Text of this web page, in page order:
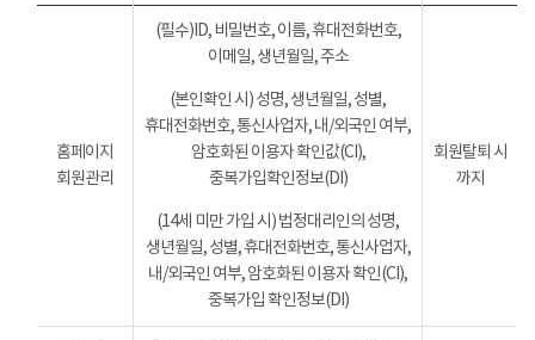
홈페이지
회원관리
(필수)ID, 비밀번호, 이름, 휴대전화번호,
이메일, 생년월일, 주소
(본인확인 시) 성명, 생년월일, 성별,
휴대전화번호, 통신사업자, 내/외국인 여부,
암호화된 이용자 확인값(CI),
중복가입확인정보(DI)
(14세 미만 가입 시) 법정대리인의 성명,
생년월일, 성별, 휴대전화번호, 통신사업자,
내/외국인 여부, 암호화된 이용자 확인(CI),
중복가입 확인정보(DI)
회원탈퇴 시
까지